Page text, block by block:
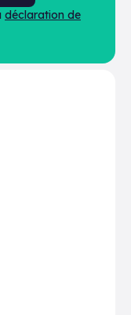
déclaration de